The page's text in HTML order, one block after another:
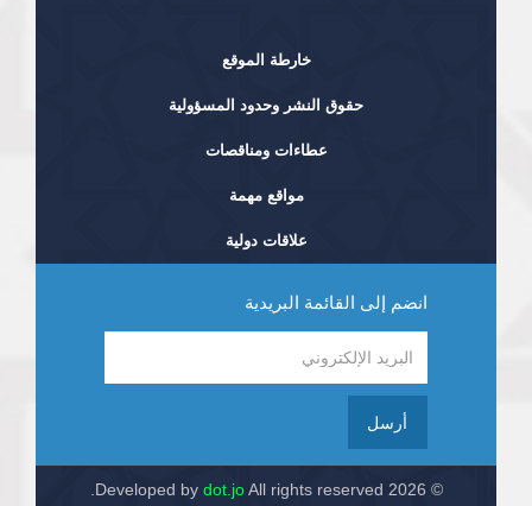
خارطة الموقع
حقوق النشر وحدود المسؤولية
عطاءات ومناقصات
مواقع مهمة
علاقات دولية
انضم إلى القائمة البريدية
أرسل
© 2026 Developed by
dot.joAll rights reserved.